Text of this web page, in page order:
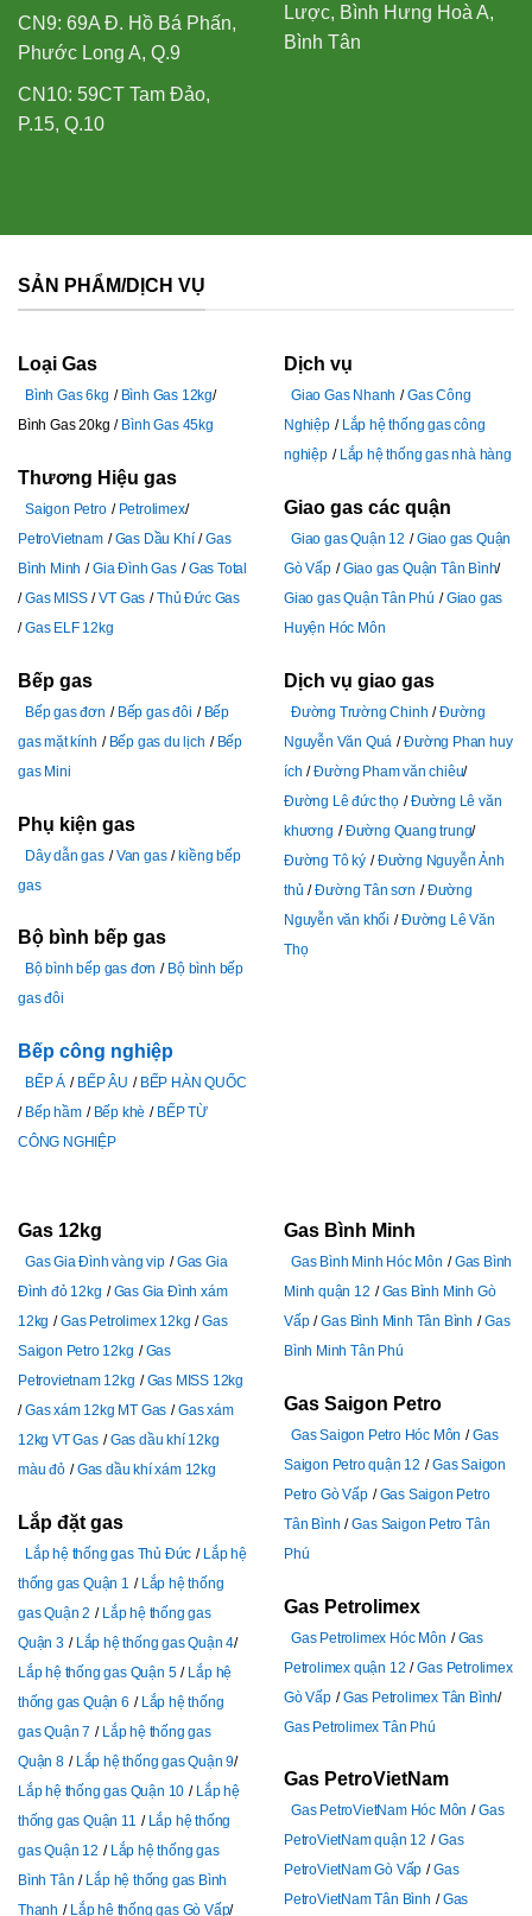
CN9: 69A Đ. Hồ Bá Phấn,
Phước Long A, Q.9
CN10: 59CT Tam Đảo,
P.15, Q.10
Lược, Bình Hưng Hoà A,
Bình Tân
SẢN PHẨM/DỊCH VỤ
Loại Gas
Bình Gas 6kg
Bình Gas 12kg
Bình Gas 20kg
Bình Gas 45kg
Thương Hiệu gas
Saigon Petro
Petrolimex
PetroVietnam
Gas Dầu Khí
Gas
Bình Minh
Gia Đình Gas
Gas Total
Gas MISS
VT Gas
Thủ Đức Gas
Gas ELF 12kg
Bếp gas
Bếp gas đơn Bếp gas đôi
Bếp
gas mặt kính
Bếp gas du lịch
Bếp
gas Mini
Phụ kiện gas
Dây dẫn gas Van gas
kiềng bếp
gas
Bộ bình bếp gas
Bộ bình bếp gas đơn
Bộ bình bếp
gas đôi
Bếp công nghiệp
BẾP Á BẾP ÂU
BẾP HÀN QUỐC
Bếp hầm
Bếp khè
BẾP TỪ
CÔNG NGHIỆP
Dịch vụ
Giao Gas Nhanh
Gas Công
Nghiệp
Lắp hệ thống gas công
nghiệp
Lắp hệ thống gas nhà hàng
Giao gas các quận
Giao gas Quận 12
Giao gas Quận
Gò Vấp
Giao gas Quận Tân Bình
Giao gas Quận Tân Phú
Giao gas
Huyện Hóc Môn
Dịch vụ giao gas
Đường Trường Chinh
Đường
Nguyễn Văn Quá
Đường Phan huy
ích
Đường Pham văn chiêu
Đường Lê đức thọ
Đường Lê văn
khương
Đường Quang trung
Đường Tô ký
Đường Nguyễn Ảnh
thủ
Đường Tân sơn
Đường
Nguyễn văn khối
Đường Lê Văn
Thọ
Gas 12kg
Gas Gia Đình vàng vip
Gas Gia
Đình đỏ 12kg
Gas Gia Đình xám
12kg
Gas Petrolimex 12kg
Gas
Saigon Petro 12kg
Gas
Petrovietnam 12kg
Gas MISS 12kg
Gas xám 12kg MT Gas
Gas xám
12kg VT Gas
Gas dầu khí 12kg
màu đỏ
Gas dầu khí xám 12kg
Lắp đặt gas
Lắp hệ thống gas Thủ Đức
Lắp hệ
thống gas Quận 1
Lắp hệ thống
gas Quận 2
Lắp hệ thống gas
Quận 3
Lắp hệ thống gas Quận 4
Lắp hệ thống gas Quận 5
Lắp hệ
thống gas Quận 6
Lắp hệ thống
gas Quận 7
Lắp hệ thống gas
Quận 8
Lắp hệ thống gas Quận 9
Lắp hệ thống gas Quận 10
Lắp hệ
thống gas Quận 11
Lắp hệ thống
gas Quận 12
Lắp hệ thống gas
Bình Tân
Lắp hệ thống gas Bình
Thạnh
Lắp hệ thống gas Gò Vấp
Gas Bình Minh
Gas Bình Minh Hóc Môn
Gas Bình
Minh quận 12
Gas Bình Minh Gò
Vấp
Gas Bình Minh Tân Bình
Gas
Bình Minh Tân Phú
Gas Saigon Petro
Gas Saigon Petro Hóc Môn
Gas
Saigon Petro quận 12
Gas Saigon
Petro Gò Vấp
Gas Saigon Petro
Tân Bình
Gas Saigon Petro Tân
Phú
Gas Petrolimex
Gas Petrolimex Hóc Môn
Gas
Petrolimex quận 12
Gas Petrolimex
Gò Vấp
Gas Petrolimex Tân Bình
Gas Petrolimex Tân Phú
Gas PetroVietNam
Gas PetroVietNam Hóc Môn
Gas
PetroVietNam quận 12
Gas
PetroVietNam Gò Vấp
Gas
PetroVietNam Tân Bình
Gas